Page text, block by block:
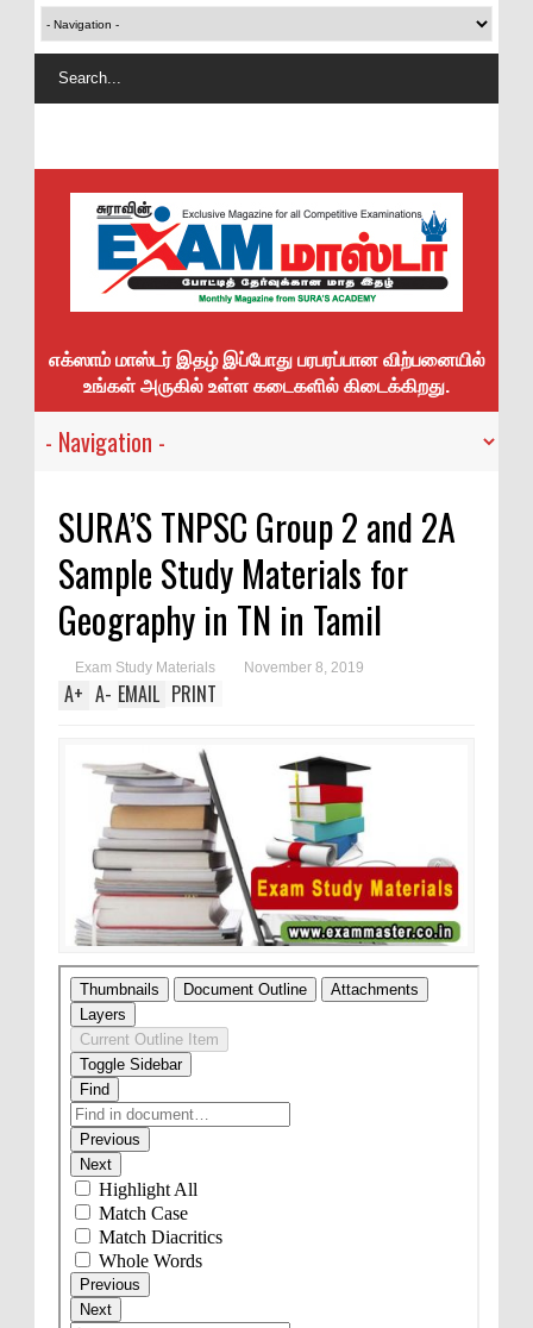
எக்ஸாம் மாஸ்டர் இதழ் இப்போது பரபரப்பான விற்பனையில்
உங்கள் அருகில் உள்ள கடைகளில் கிடைக்கிறது.
SURA’S TNPSC Group 2 and 2A
Sample Study Materials for
Geography in TN in Tamil
Exam Study Materials November 8, 2019
A+ A- EMAIL PRINT